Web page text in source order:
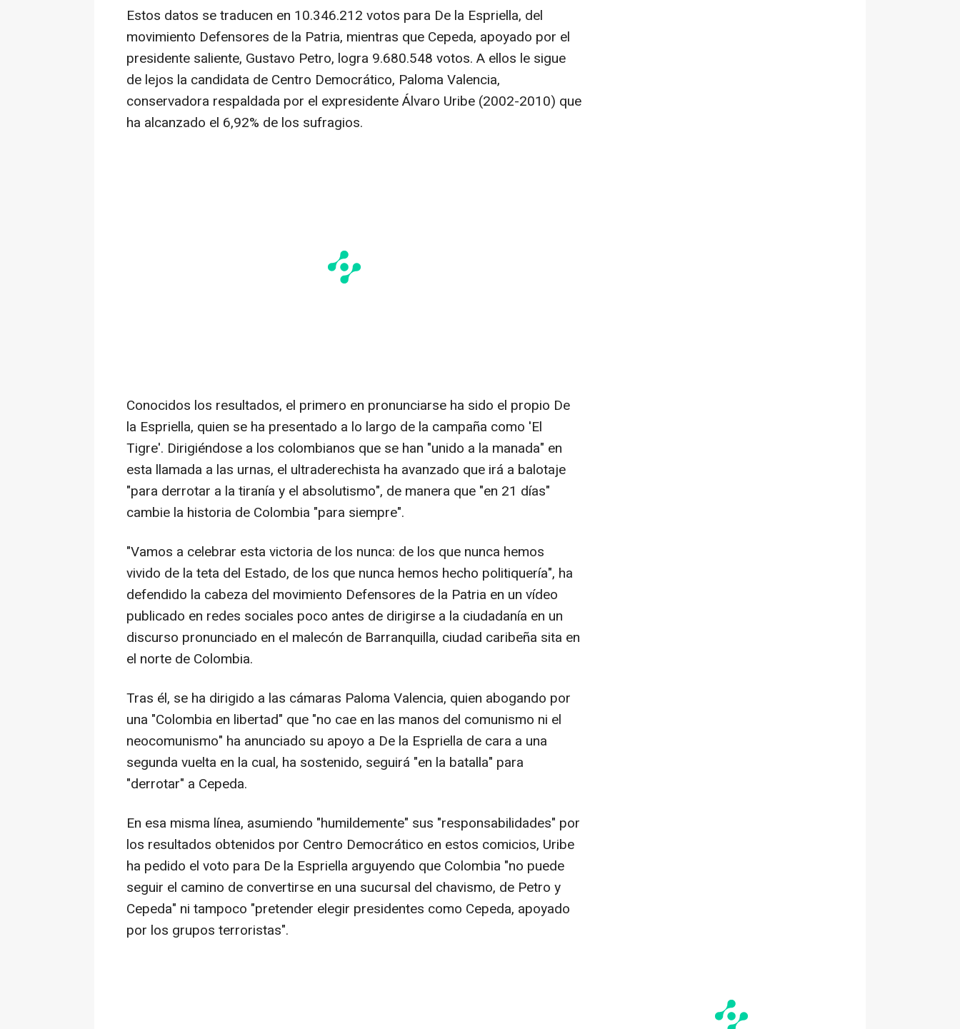
Estos datos se traducen en 10.346.212 votos para De la Espriella, del
movimiento Defensores de la Patria, mientras que Cepeda, apoyado por el
presidente saliente, Gustavo Petro, logra 9.680.548 votos. A ellos le sigue
de lejos la candidata de Centro Democrático, Paloma Valencia,
conservadora respaldada por el expresidente Álvaro Uribe (2002-2010) que
ha alcanzado el 6,92% de los sufragios.
Conocidos los resultados, el primero en pronunciarse ha sido el propio De
la Espriella, quien se ha presentado a lo largo de la campaña como 'El
Tigre'. Dirigiéndose a los colombianos que se han "unido a la manada" en
esta llamada a las urnas, el ultraderechista ha avanzado que irá a balotaje
"para derrotar a la tiranía y el absolutismo", de manera que "en 21 días"
cambie la historia de Colombia "para siempre".
"Vamos a celebrar esta victoria de los nunca: de los que nunca hemos
vivido de la teta del Estado, de los que nunca hemos hecho politiquería", ha
defendido la cabeza del movimiento Defensores de la Patria en un vídeo
publicado en redes sociales poco antes de dirigirse a la ciudadanía en un
discurso pronunciado en el malecón de Barranquilla, ciudad caribeña sita en
el norte de Colombia.
Tras él, se ha dirigido a las cámaras Paloma Valencia, quien abogando por
una "Colombia en libertad" que "no cae en las manos del comunismo ni el
neocomunismo" ha anunciado su apoyo a De la Espriella de cara a una
segunda vuelta en la cual, ha sostenido, seguirá "en la batalla" para
"derrotar" a Cepeda.
En esa misma línea, asumiendo "humildemente" sus "responsabilidades" por
los resultados obtenidos por Centro Democrático en estos comicios, Uribe
ha pedido el voto para De la Espriella arguyendo que Colombia "no puede
seguir el camino de convertirse en una sucursal del chavismo, de Petro y
Cepeda" ni tampoco "pretender elegir presidentes como Cepeda, apoyado
por los grupos terroristas".